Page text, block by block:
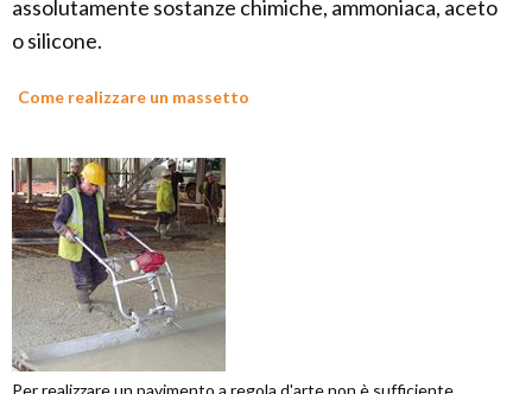
assolutamente sostanze chimiche, ammoniaca, aceto
o silicone.
Come realizzare un massetto